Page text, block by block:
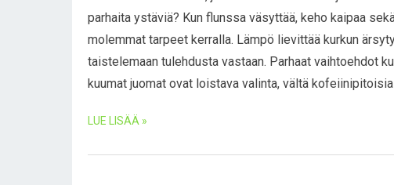
parhaita ystäviä? Kun flunssa väsyttää, keho kaipaa
molemmat tarpeet kerralla. Lämpö lievittää kurkun
taistelemaan tulehdusta vastaan. Parhaat vaihtoehdot
kuumat juomat ovat loistava valinta, vältä
LUE LISÄÄ »